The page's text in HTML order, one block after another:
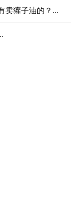
卖獾子油的？...